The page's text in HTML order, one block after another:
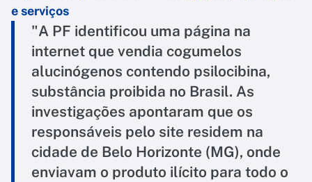
e serviços
"A PF identificou uma página na
internet que vendia cogumelos
alucinógenos contendo psilocibina,
substância proibida no Brasil. As
investigações apontaram que os
responsáveis pelo site residem na
cidade de Belo Horizonte (MG), onde
enviavam o produto ilícito para todo o